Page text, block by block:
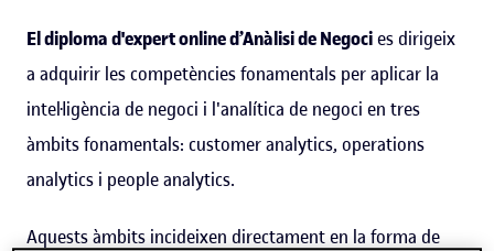
El diploma d'expert online d’Anàlisi de Negocies dirigeix
a adquirir les competències fonamentals per aplicar la
intel·ligència de negoci i l'analítica de negoci en tres
àmbits fonamentals: customer analytics, operations
analytics i people analytics.
Aquests àmbits incideixen directament en la forma de